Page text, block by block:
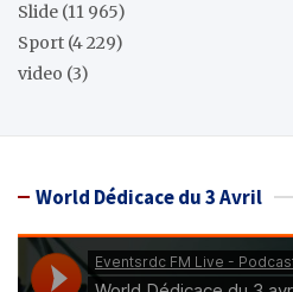
Slide (11 965)
Sport (4 229)
video (3)
World Dédicace du 3 Avril